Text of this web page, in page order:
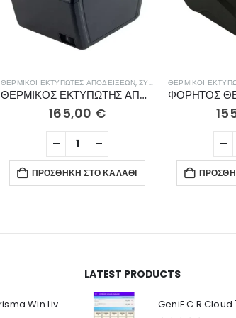
ΘΕΡΜΙΚΟΊ ΕΚΤΥΠΩΤΈΣ ΑΠΟΔΕΊΞΕΩΝ,ΣΥΣΤΉΜΑΤΑ ΠΩΛΉΣΕΩΝ
ΘΕΡΜΙΚΟΣ ΕΚΤΥΠΩΤΗΣ ΑΠΟΔΕΙΞΕΩΝ XPRINTER S260M Wi-Fi
165,00 €
ΠΡΟΣΘΉΚΗ ΣΤΟ ΚΑΛΆΘΙ
ΘΕΡΜΙΚΟΊ
Megasoft Prisma Win Live Viewer
LATEST PRODUCTS
Ο Λογαριασμός μου